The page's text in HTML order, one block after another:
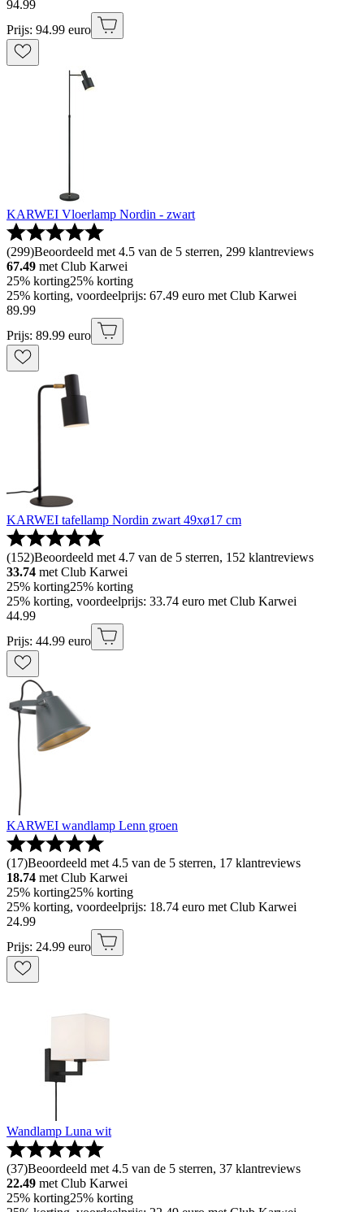
94.99
Prijs: 94.99 euro
KARWEI Vloerlamp Nordin - zwart
(299)Beoordeeld met 4.5 van de 5 sterren, 299 klantreviews
67.49 met Club Karwei
25% korting25% korting
25% korting, voordeelprijs: 67.49 euro met Club Karwei
89.99
Prijs: 89.99 euro
KARWEI tafellamp Nordin zwart 49xø17 cm
(152)Beoordeeld met 4.7 van de 5 sterren, 152 klantreviews
33.74 met Club Karwei
25% korting25% korting
25% korting, voordeelprijs: 33.74 euro met Club Karwei
44.99
Prijs: 44.99 euro
KARWEI wandlamp Lenn groen
(17)Beoordeeld met 4.5 van de 5 sterren, 17 klantreviews
18.74 met Club Karwei
25% korting25% korting
25% korting, voordeelprijs: 18.74 euro met Club Karwei
24.99
Prijs: 24.99 euro
Wandlamp Luna wit
(37)Beoordeeld met 4.5 van de 5 sterren, 37 klantreviews
22.49 met Club Karwei
25% korting25% korting